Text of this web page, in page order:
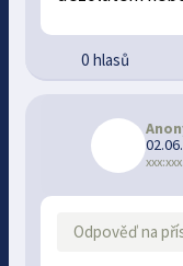
0 hlasů
Odpověď na